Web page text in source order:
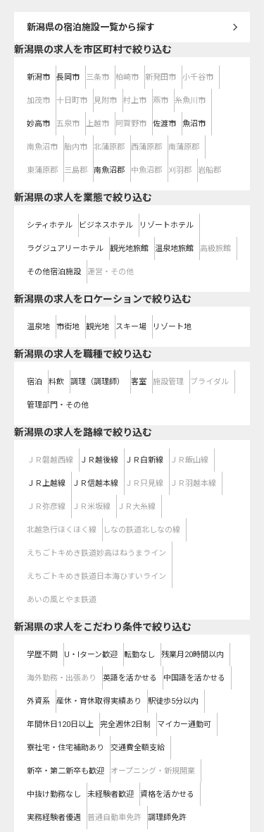
新潟県の宿泊施設一覧から探す
新潟県の求人を市区町村で絞り込む
新潟市 長岡市 三条市 柏崎市 新発田市 小千谷市
加茂市 十日町市 見附市 村上市 燕市 糸魚川市
妙高市 五泉市 上越市 阿賀野市 佐渡市 魚沼市
南魚沼市 胎内市 北蒲原郡 西蒲原郡 南蒲原郡
東蒲原郡 三島郡 南魚沼郡 中魚沼郡 刈羽郡 岩船郡
新潟県の求人を業態で絞り込む
シティホテル ビジネスホテル リゾートホテル
ラグジュアリーホテル 観光地旅館 温泉地旅館 高級旅館
その他宿泊施設 運営・その他
新潟県の求人をロケーションで絞り込む
温泉地 市街地 観光地 スキー場 リゾート地
新潟県の求人を職種で絞り込む
宿泊 料飲 調理（調理師） 客室 施設管理 ブライダル
管理部門・その他
新潟県の求人を路線で絞り込む
ＪＲ磐越西線 ＪＲ越後線 ＪＲ白新線 ＪＲ飯山線
ＪＲ上越線 ＪＲ信越本線 ＪＲ只見線 ＪＲ羽越本線
ＪＲ弥彦線 ＪＲ米坂線 ＪＲ大糸線
北越急行ほくほく線 しなの鉄道北しなの線
えちごトキめき鉄道妙高はねうまライン
えちごトキめき鉄道日本海ひすいライン
あいの風とやま鉄道
新潟県の求人をこだわり条件で絞り込む
学歴不問 U・Iターン歓迎 転勤なし 残業月20時間以内
海外勤務・出張あり 英語を活かせる 中国語を活かせる
外資系 産休・育休取得実績あり 駅徒歩5分以内
年間休日120日以上 完全週休2日制 マイカー通勤可
寮社宅・住宅補助あり 交通費全額支給
新卒・第二新卒も歓迎 オープニング・新規開業
中抜け勤務なし 未経験者歓迎 資格を活かせる
実務経験者優遇 普通自動車免許 調理師免許